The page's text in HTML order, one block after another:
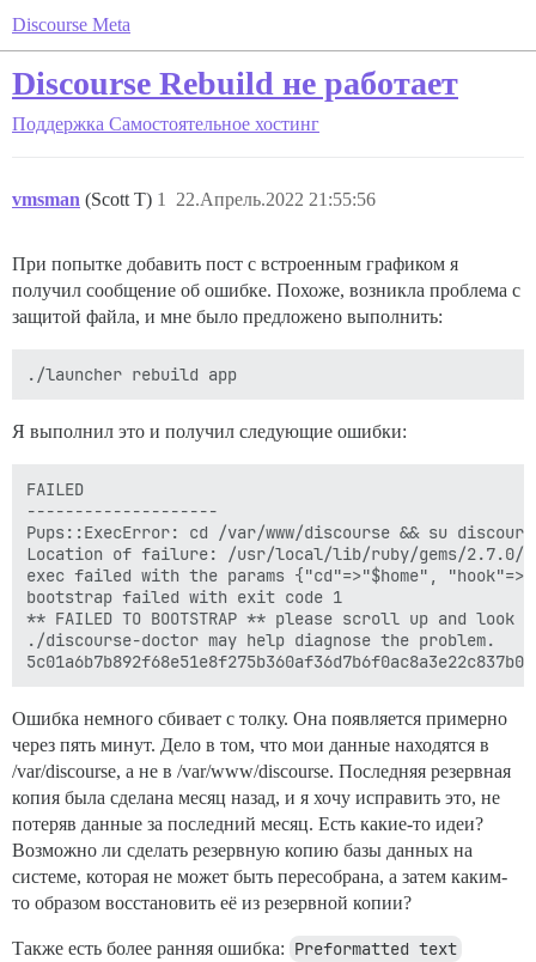
Discourse Meta
Discourse Rebuild не работает
Поддержка Самостоятельное хостинг
vmsman (Scott T) 22.Апрель.2022 21:55:56
1
При попытке добавить пост с встроенным графиком я
получил сообщение об ошибке. Похоже, возникла проблема с
защитой файла, и мне было предложено выполнить:
Я выполнил это и получил следующие ошибки:
FAILED
--------------------
Pups::ExecError: cd /var/www/discourse && su
Location of failure: /usr/local/lib/ruby/gems/2.7.0/
exec failed with the params {"cd"=>"$home",
bootstrap failed with exit code 1
** FAILED TO BOOTSTRAP ** please scroll up and
./discourse-doctor may help diagnose the problem.
Ошибка немного сбивает с толку. Она появляется примерно
через пять минут. Дело в том, что мои данные находятся в
/var/discourse, а не в /var/www/discourse. Последняя резервная
копия была сделана месяц назад, и я хочу исправить это, не
потеряв данные за последний месяц. Есть какие-то идеи?
Возможно ли сделать резервную копию базы данных на
системе, которая не может быть пересобрана, а затем каким-
то образом восстановить её из резервной копии?
Также есть более ранняя ошибка: Preformatted text